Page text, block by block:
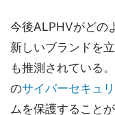
今後ALPHVがどの
新しいブランドを
も推測されている
のサイバーセキュ
ムを保護すること